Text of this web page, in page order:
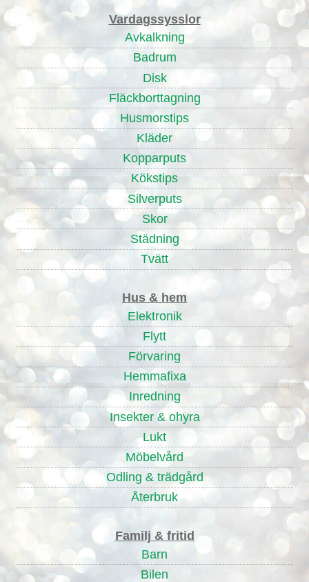
Vardagssysslor
Avkalkning
Badrum
Disk
Fläckborttagning
Husmorstips
Kläder
Kopparputs
Kökstips
Silverputs
Skor
Städning
Tvätt
Hus & hem
Elektronik
Flytt
Förvaring
Hemmafixa
Inredning
Insekter & ohyra
Lukt
Möbelvård
Odling & trädgård
Återbruk
Familj & fritid
Barn
Bilen